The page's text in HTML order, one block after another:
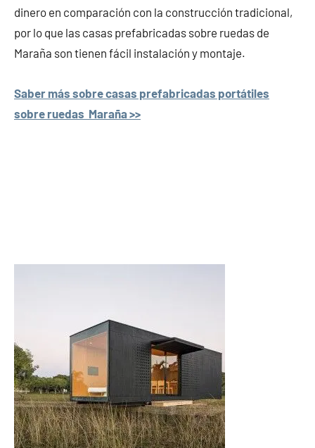
dinero en comparación con la construcción tradicional,
por lo que las casas prefabricadas sobre ruedas de
Maraña son tienen fácil instalación y montaje.
Saber más sobre casas prefabricadas portátiles
sobre ruedas Maraña >>